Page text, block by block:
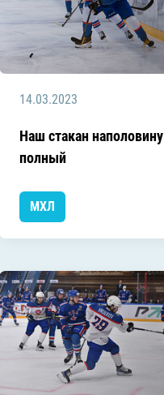
14.03.2023
Наш стакан наполовину
полный
МХЛ